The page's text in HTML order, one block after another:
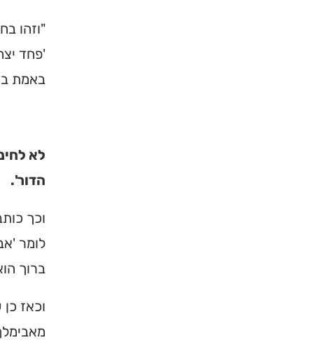
"וזהו
'פחד
באמת
לא
הדור'.
וכך
לומר
ברוך
וכאז